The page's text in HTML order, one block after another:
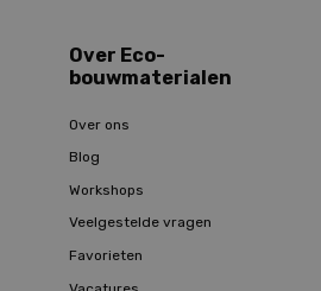
Over Eco-
bouwmaterialen
Over ons
Blog
Workshops
Veelgestelde vragen
Favorieten